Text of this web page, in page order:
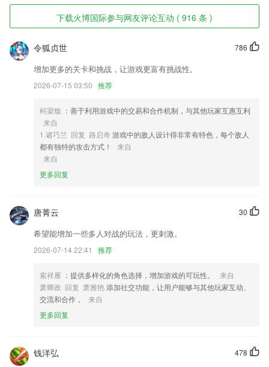
火博国际软件特色
1,秒接订单信息，必要时进行派单；
2,采用推送技术，实时更新移动客户端数据，出差、在家，任何时候，不
错过任何一封邮件。新建、回复邮件，同样快捷方便。
3,智能ai课堂：分析动态生成个性学习路径。
5,发现新知识
6,涵盖初高中数理化必考公式定律，为你扫清做题绊脚石；
火博国际软件优势
1.设置多种评分方式，评卷更公平、公正；
3.海量的钢琴音乐歌曲提升，多个不同等级及品味，绝对会让你满足满
意！
4.多个互动板块，加入不同有趣互动汉字小游戏，2265让学习变得更有意
5.支持时间排序或民生的排序方式查找教学资源；
6.全新设计：极易操作，美观流畅
火博国际更新了什么?
优化了音频稿件播放器
页面优化，提高使用体验
下载火博国际参与网友评论互动 ( 916 条 )
786
令狐贞世
增加更多的关卡和挑战，让游戏更富有挑战性。
2026-07-15 03:50 推荐
柯梁馥 ：善于利用游戏中的交易和合作机制，与其他玩家互惠互利
来自
1.诸巧兰 回复 路启奇游戏中的敌人设计得非常有特色，每个敌人
都有独特的攻击方式！
来自
来自
更多回复
30
唐菁云
希望能增加一些多人对战的玩法，更刺激。
2026-07-14 22:41 推荐
索祥雁 ：提供多样化的角色选择，增加游戏的可玩性。
来自
萧卿政 回复 萧雅艳添加社交功能，让用户能够与其他玩家互动、
交流和合作，
来自
更多回复
478
钱洋弘